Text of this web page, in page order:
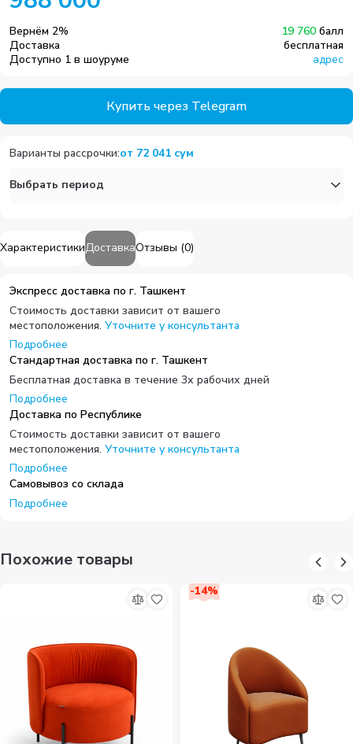
ХарактеристикиДоставкаОтзывы (0)
Экспресс доставка по г. Ташкент
Стоимость доставки зависит от вашего
местоположения. Уточните у консультанта
Подробнее
Стандартная доставка по г. Ташкент
Бесплатная доставка в течение 3х рабочих дней
Подробнее
Доставка по Республике
Стоимость доставки зависит от вашего
местоположения. Уточните у консультанта
Подробнее
Самовывоз со склада
Подробнее
Вернём 2% 19 760 балл
Доставка
бесплатная
Доступно 1 в шоуруме
адрес
Купить через Telegram
Варианты рассрочки:от 72 041 сум
Выбрать период
Похожие товары
-14%